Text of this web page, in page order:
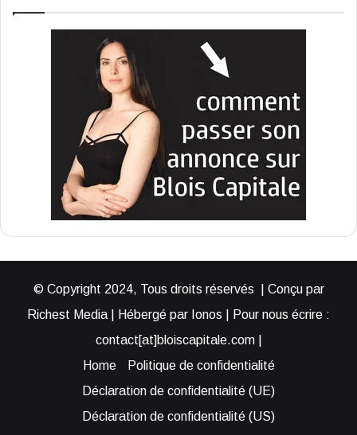
© Copyright 2024, Tous droits réservés | Conçu par
Richest Media | Hébergé par Ionos | Pour nous écrire :
contact[at]bloiscapitale.com |
Home
Politique de confidentialité
Déclaration de confidentialité (UE)
Déclaration de confidentialité (US)